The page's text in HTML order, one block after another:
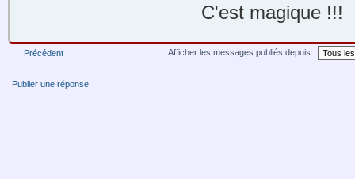
C'est magique !!!
Précédent Afficher les messages publiés depuis :
Publier une réponse